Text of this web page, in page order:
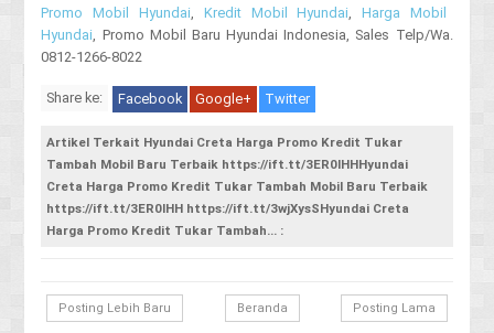
Promo Mobil Hyundai
Kredit Mobil Hyundai
Harga Mobil
Hyundai , Promo Mobil Baru Hyundai Indonesia, Sales Telp/Wa.
0812-1266-8022
Share ke: Facebook Google+ Twitter
Artikel Terkait Hyundai Creta Harga Promo Kredit Tukar
Tambah Mobil Baru Terbaik https://ift.tt/3ER0IHHHyundai
Creta Harga Promo Kredit Tukar Tambah Mobil Baru Terbaik
https://ift.tt/3ER0IHH https://ift.tt/3wjXysSHyundai Creta
Harga Promo Kredit Tukar Tambah... :
Posting Lebih Baru Posting Lama
Beranda